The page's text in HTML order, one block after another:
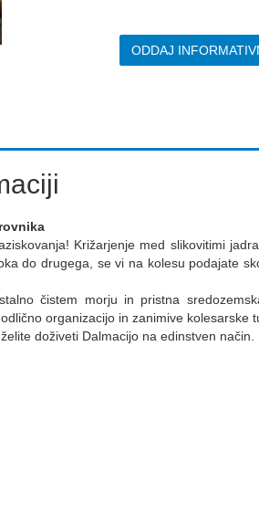
ODDAJ
Križarjenje med slikovitimi
do drugega, se vi na kolesu podajate
čistem morju in pristna
organizacijo in zanimive kolesarske
doživeti Dalmacijo na edinstven način.